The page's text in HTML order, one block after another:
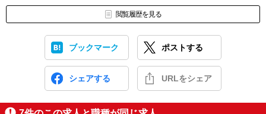
閲覧履歴を見る
ブックマーク ポストする
シェアする URLをシェア